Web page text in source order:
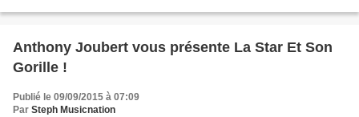
Anthony Joubert vous présente La Star Et Son
Gorille !
Publié le 09/09/2015 à 07:09
Par Steph Musicnation